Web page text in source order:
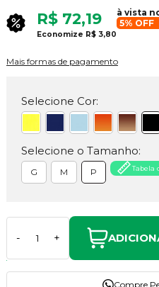
R$ 72,19
à vista
5% OFF
Economize R$ 3,80
Mais formas de pagamento
Selecione Cor:
Selecione o Tamanho:
G M P Tabela
- +
Compre